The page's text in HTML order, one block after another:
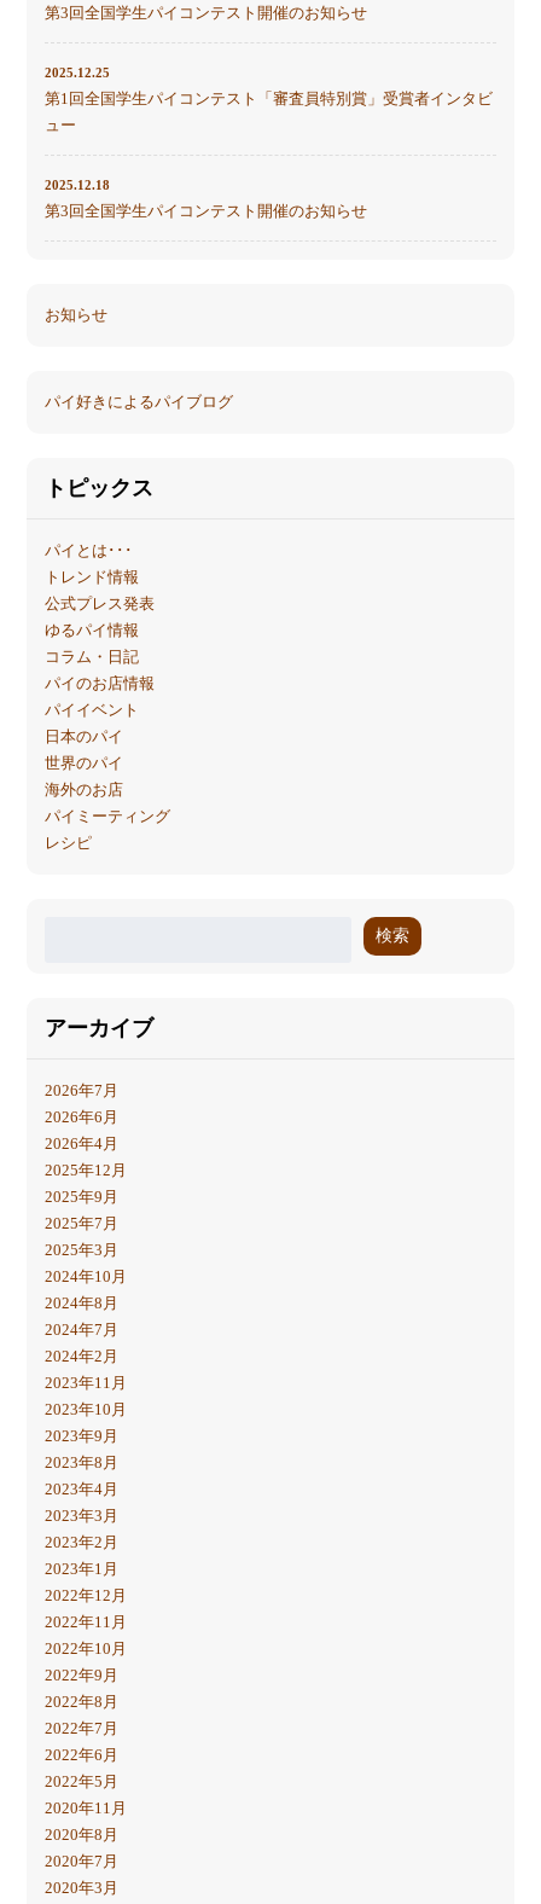
第3回全国学生パイコンテスト開催のお知らせ
2025.12.25
第1回全国学生パイコンテスト「審査員特別賞」受賞者インタビ
ュー
2025.12.18
第3回全国学生パイコンテスト開催のお知らせ
お知らせ
パイ好きによるパイブログ
トピックス
パイとは･･･
トレンド情報
公式プレス発表
ゆるパイ情報
コラム・日記
パイのお店情報
パイイベント
日本のパイ
世界のパイ
海外のお店
パイミーティング
レシピ
検索
アーカイブ
2026年7月
2026年6月
2026年4月
2025年12月
2025年9月
2025年7月
2025年3月
2024年10月
2024年8月
2024年7月
2024年2月
2023年11月
2023年10月
2023年9月
2023年8月
2023年4月
2023年3月
2023年2月
2023年1月
2022年12月
2022年11月
2022年10月
2022年9月
2022年8月
2022年7月
2022年6月
2022年5月
2020年11月
2020年8月
2020年7月
2020年3月